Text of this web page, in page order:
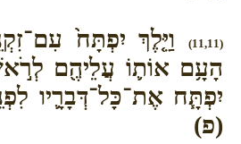
(11,11)
וַיֵּ֤לֶךְ יִפְתָּח֙
הָעָ֥ם אוֹת֛וֹ עֲלֵיהֶ֖ם
יִפְתָּ֧ח אֶת־כָּל־דְּבָרָ֛יו
(פ)